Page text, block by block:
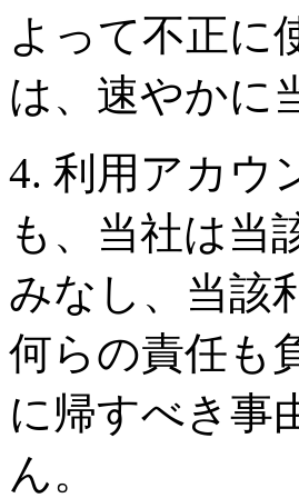
よって不正に
は、速やかに
4. 利用アカウ
も、当社は当
みなし、当該
何らの責任も
に帰すべき事
ん。